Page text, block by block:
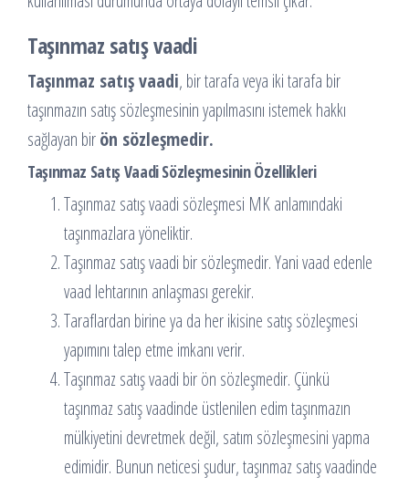
Taşınmaz satış vaadi
Taşınmaz satış vaadi, bir tarafa veya iki tarafa bir
taşınmazın satış sözleşmesinin yapılmasını istemek hakkı
sağlayan birön sözleşmedir.
Taşınmaz Satış Vaadi Sözleşmesinin Özellikleri
Taşınmaz satış vaadi sözleşmesi MK anlamındaki
taşınmazlara yöneliktir.
Taşınmaz satış vaadi bir sözleşmedir. Yani vaad edenle
vaad lehtarının anlaşması gerekir.
Taraflardan birine ya da her ikisine satış sözleşmesi
yapımını talep etme imkanı verir.
Taşınmaz satış vaadi bir ön sözleşmedir. Çünkü
taşınmaz satış vaadinde üstlenilen edim taşınmazın
mülkiyetini devretmek değil, satım sözleşmesini yapma
edimidir. Bunun neticesi şudur, taşınmaz satış vaadinde